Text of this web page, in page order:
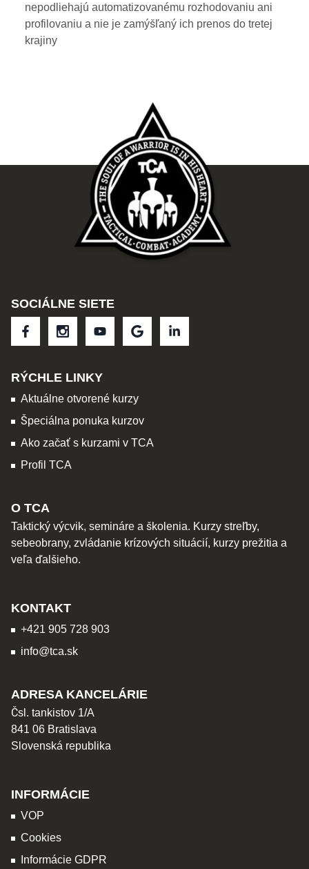
nepodliehajú automatizovanému rozhodovaniu ani
profilovaniu a nie je zamýšľaný ich prenos do tretej
krajiny
SOCIÁLNE SIETE
RÝCHLE LINKY
Aktuálne otvorené kurzy
Špeciálna ponuka kurzov
Ako začať s kurzami v TCA
Profil TCA
O TCA
Taktický výcvik, semináre a školenia. Kurzy streľby,
sebeobrany, zvládanie krízových situácií, kurzy prežitia a
veľa ďalšieho.
KONTAKT
+421 905 728 903
info@tca.sk
ADRESA KANCELÁRIE
Čsl. tankistov 1/A
841 06 Bratislava
Slovenská republika
INFORMÁCIE
VOP
Cookies
Informácie GDPR